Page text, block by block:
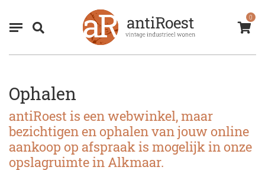
0
Ophalen
antiRoest is een webwinkel, maar
bezichtigen en ophalen van jouw online
aankoop op afspraak is mogelijk in onze
opslagruimte in Alkmaar.